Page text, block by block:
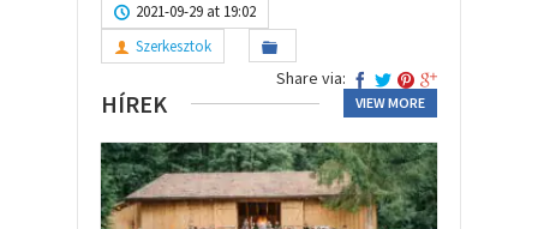
2021-09-29 at 19:02
Szerkesztok
Share via:
HÍREK VIEW MORE